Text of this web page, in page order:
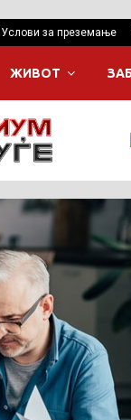
Услови за преземање
ЖИВОТ